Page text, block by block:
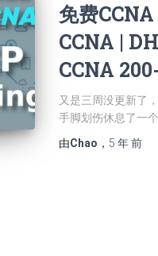
免费
CCNA |
CCNA
又是三周没更新了
手脚划伤休息了一
由Chao ， 5 年前